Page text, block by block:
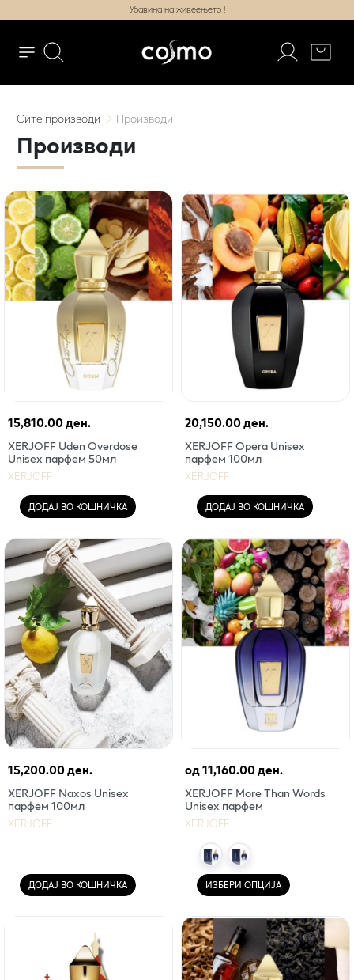
Убавина на живеењето !
Ситепроизводи Производи
Производи
15,810.00 ден.
XERJOFF Uden Overdose
Unisex парфем 50мл
XERJOFF
ДОДАЈ ВО КОШНИЧКА
20,150.00 ден.
XERJOFF Opera Unisex
парфем 100мл
XERJOFF
ДОДАЈ ВО КОШНИЧКА
15,200.00 ден.
XERJOFF Naxos Unisex
парфем 100мл
XERJOFF
ДОДАЈ ВО КОШНИЧКА
од11,160.00 ден.
XERJOFF More Than Words
Unisex парфем
XERJOFF
ИЗБЕРИ ОПЦИЈА